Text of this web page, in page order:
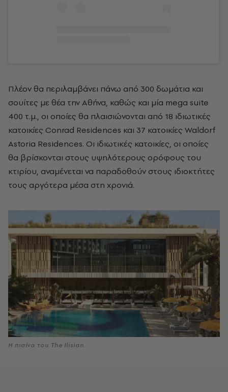
Πλέον θα περιλαμβάνει πάνω από 300 δωμάτια και
σουίτες με θέα την Αθήνα, καθώς και μία mega suite
400 τ.μ., οι οποίες θα πλαισιώνονται από 18 ιδιωτικές
κατοικίες Conrad Residences και 37 κατοικίες Waldorf
Astoria Residences. Οι ιδιωτικές κατοικίες, οι οποίες
θα βρίσκονται στους υψηλότερους ορόφους του
κτιρίου, αναμένεται να παραδοθούν στους ιδιοκτήτες
τους αργότερα μέσα στη χρονιά.
Η πισίνα του The Ilisian